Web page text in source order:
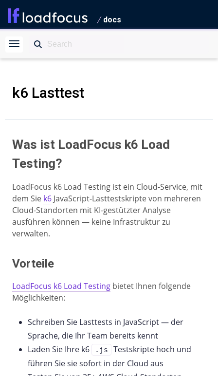
docs
k6 Lasttest
Was ist LoadFocus k6 Load
Testing?
LoadFocus k6 Load Testing ist ein Cloud-Service, mit
dem Sie k6 JavaScript-Lasttestskripte von mehreren
Cloud-Standorten mit KI-gestützter Analyse
ausführen können — keine Infrastruktur zu
verwalten.
Vorteile
LoadFocus k6 Load Testing bietet Ihnen folgende
Möglichkeiten:
Schreiben Sie Lasttests in JavaScript — der
Sprache, die Ihr Team bereits kennt
Laden Sie Ihre k6
.js
Testskripte hoch und
führen Sie sie sofort in der Cloud aus